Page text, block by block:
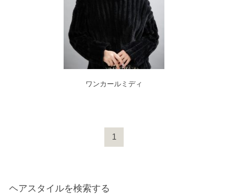
ワンカールミディ
1
ヘアスタイルを検索する